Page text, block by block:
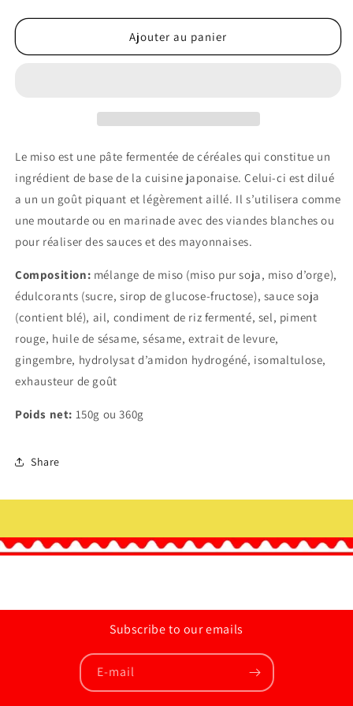
quantité
Sauce
quantité
Sauce
Ajouter au panier
Le miso est une pâte fermentée de céréales qui constitue un
ingrédient de base de la cuisine japonaise.Celui-ci est dilué
a un un goût piquant et légèrement aillé. Il s’utilisera comme
une moutarde ou en marinade avec des viandes blanches ou
pour réaliser des sauces et des mayonnaises.
Composition: mélange de miso (miso pur soja, miso d’orge),
édulcorants (sucre, sirop de glucose-fructose), sauce soja
(contient blé), ail, condiment de riz fermenté, sel, piment
rouge, huile de sésame, sésame, extrait de levure,
gingembre, hydrolysat d’amidon hydrogéné, isomaltulose,
exhausteur de goût
Poids net: 150g ou 360g
Share
Subscribe to our emails
E-mail